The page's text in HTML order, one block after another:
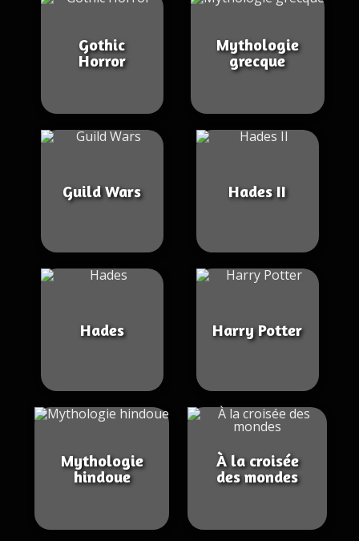
Gothic
Horror
Mythologie
grecque
Guild Wars Hades II
Hades Harry Potter
Mythologie
hindoue
À la croisée
des mondes